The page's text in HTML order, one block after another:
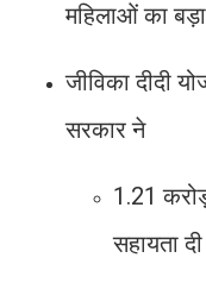
महिलाओं का
जीविका दीदी
सरकार ने
1.21
सहायता दी